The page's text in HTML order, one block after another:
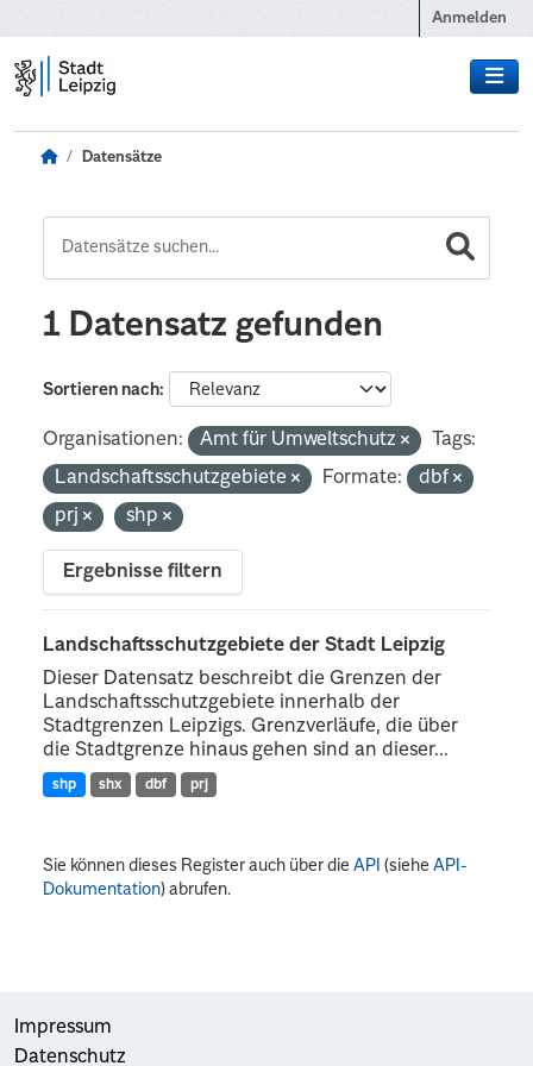
Anmelden
Datensätze
1 Datensatz gefunden
Sortieren nach
Organisationen: Amt für Umweltschutz
Tags:
Landschaftsschutzgebiete
Formate:
dbf
prj
shp
Ergebnisse filtern
Landschaftsschutzgebiete der Stadt Leipzig
Dieser Datensatz beschreibt die Grenzen der
Landschaftsschutzgebiete innerhalb der
Stadtgrenzen Leipzigs. Grenzverläufe, die über
die Stadtgrenze hinaus gehen sind an dieser...
shp shx dbf prj
Sie können dieses Register auch über dieAPI (sieheAPI-
Dokumentation) abrufen.
Impressum
Datenschutz